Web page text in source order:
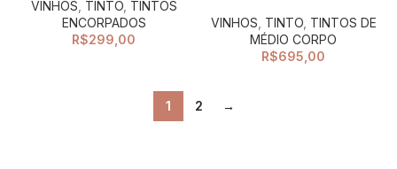
VINHOS TINTO, TINTOS
ENCORPADOS
R$299,00
VINHOS TINTO, TINTOS DE
MÉDIO CORPO
R$695,00
1 2 →